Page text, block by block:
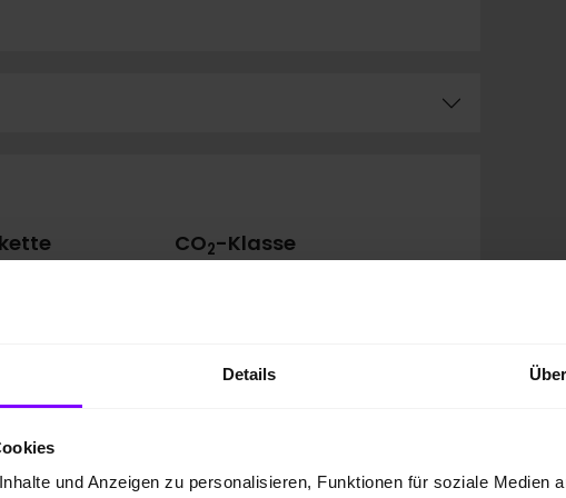
Details
und Anzeigen zu personalisieren, Funktionen für soziale Medien
CO2-Klasse